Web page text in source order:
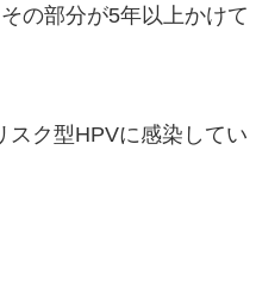
の部分が5年以上かけて
スク型HPVに感染してい